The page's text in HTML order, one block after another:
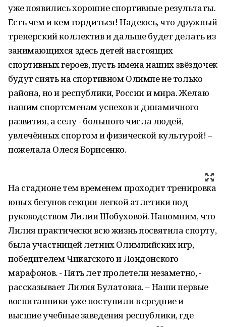
уже появились хорошие спортивные результаты.
Есть чем и кем гордиться! Надеюсь, что дружный
тренерский коллектив и дальше будет делать из
занимающихся здесь детей настоящих
спортивных героев, пусть имена наших звёздочек
будут сиять на спортивном Олимпе не только
района, но и республики, России и мира. Желаю
нашим спортсменам успехов и динамичного
развития, а селу - большого числа людей,
увлечённых спортом и физической культурой! –
пожелала Олеся Борисенко.
На стадионе тем временем проходит тренировка
юных бегунов секции легкой атлетики под
руководством Лилии Шобуховой. Напомним, что
Лилия практически всю жизнь посвятила спорту,
была участницей летних Олимпийских игр,
победителем Чикагского и Лондонского
марафонов. - Пять лет пролетели незаметно, -
рассказывает Лилия Булатовна. – Наши первые
воспитанники уже поступили в средние и
высшие учебные заведения республики, где